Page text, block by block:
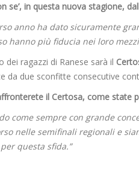
se’, in questa nuova stagione,
anno ha dato sicuramente
hanno più fiducia nei loro
dei ragazzi di Ranese sarà il
da due sconfitte consecutive
il Certosa, come state
come sempre con grande
nelle semifinali regionali e
questa sfida.”